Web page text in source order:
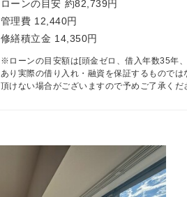
ローンの目安 約82,739円
管理費 12,440円
修繕積立金 14,350円
※ローンの目安額は[頭金ゼロ、借入年数35年
あり実際の借り入れ・融資を保証するもので
頂けない場合がございますので予めご了承くだ